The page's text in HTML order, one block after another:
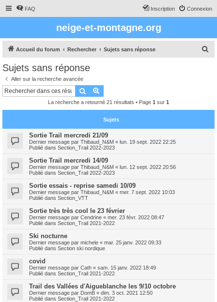
FAQ Connexion
Inscription
neige-et-montagne.org
Accueil du forum Rechercher Sujets sans réponse
h
Sujets sans réponse
Aller sur la recherche avancée
Rechercher
La recherche a retourné 21 résultats • Page 1 sur 1
Sujets
Sortie Trail mercredi 21/09
Dernier message par Thibaud_N&M « lun. 19 sept. 2022 22:25
Publié dans Section_Trail 2022-2023
Sortie Trail mercredi 14/09
Dernier message par Thibaud_N&M « lun. 12 sept. 2022 20:56
Publié dans Section_Trail 2022-2023
Sortie essais - reprise samedi 10/09
Dernier message par Thibaud_N&M « mer. 7 sept. 2022 10:03
Publié dans Section_VTT
Sortie très très cool le 23 février
Dernier message par Cendrine « mer. 23 févr. 2022 08:47
Publié dans Section_Trail 2021-2022
Ski nocturne
Dernier message par michele « mar. 25 janv. 2022 09:33
Publié dans Section ski nordique
covid
Dernier message par Cath « sam. 15 janv. 2022 18:49
Publié dans Section_Trail 2021-2022
Trail des Vallées d'Aigueblanche les 9/10 octobre
Dernier message par DomB « dim. 3 oct. 2021 12:50
Publié dans Section_Trail 2021-2022